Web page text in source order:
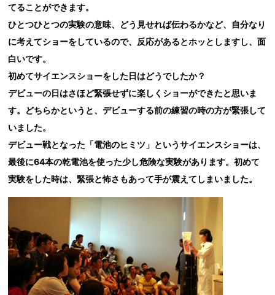
てることができます。
ひとつひとつの実験の意味、どう見せれば伝わるかなど、自分なり
に考えてショーをしているので、反応があるとホッとしますし、面
白いです。
初めてサイエンスショーをした日はどうでしたか？
デビューの日はさほど緊張せずに楽しくショーができたと思いま
す。どちらかというと、デビューする前の練習の時の方が緊張して
いました。
デビュー戦となった「電池のヒミツ」というサイエンスショーは、
最後に64本の乾電池を使った少し危険な実験があります。初めて
実験をした時は、緊張と怖さもあって手が震えてしまいました。